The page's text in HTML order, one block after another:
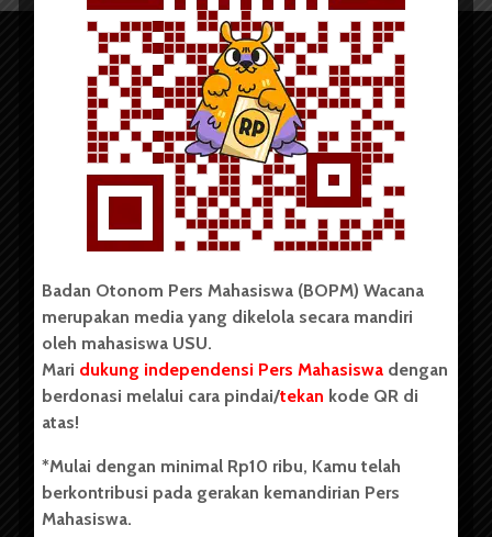
Copyright © 2023. All rights reserved BOPM WACANA.
Badan Otonom Pers Mahasiswa (BOPM) Wacana merupakan
pers mahasiswa yang berdiri di luar kampus dan dikelola
secara mandiri oleh mahasiswa Universitas Sumatera Utara
(USU). Sebelumnya BOPM Wacana merupakan salah satu
Unit Kegiatan Mahasiswa (UKM) di Universitas Sumatera
berdiri pada 1 Juli 1995.
Badan Otonom Pers Mahasiswa (BOPM) Wacana
merupakan media yang dikelola secara mandiri
oleh mahasiswa USU.
Mari dukung independensi Pers Mahasiswa dengan
berdonasi melalui cara pindai/tekan kode QR di
atas!
*Mulai dengan minimal Rp10 ribu, Kamu telah
berkontribusi pada gerakan kemandirian Pers
Mahasiswa.